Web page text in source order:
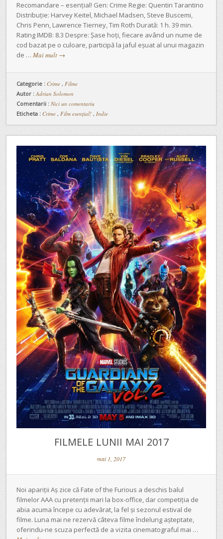
Recomandare – esențial! Gen: Crime Regie: Quentin Tarantino
Distribuție: Harvey Keitel, Michael Madsen, Steve Buscemi,
Chris Penn, Lawrence Tierney, Tim Roth Durată: 1 h. 39 min.
Rating IMDB: 8.3 Despre: Șase hoți, fiecare având un nume de
cod bazat pe o culoare, participă la jaful eșuat al unui magazin
de … Mai mult →
Categorie : Crime , Filme
Autor : Adrian Solomon
Comentarii : Nici un comentariu
Eticheta : Crime , Film esențial! , Indie
FILMELE LUNII MAI 2017
mai 1, 2017
Noi apariții Aș zice că Fate of the Furious a deschis balul
filmelor AAA cu pretenții mari la box-office, dar competiția de
abia acuma începe cu adevărat, la fel și sezonul estival de
filme. Luna mai ne rezervă câteva filme îndelung așteptate,
oferindu-ne scuza perfectă de a vizita cinematograful mai …